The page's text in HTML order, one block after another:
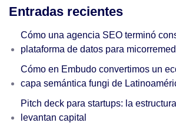
Entradas recientes
Cómo una agencia SEO terminó
plataforma de datos para
Cómo en Embudo convertimos un
capa semántica fungi de
Pitch deck para startups: la
levantan capital